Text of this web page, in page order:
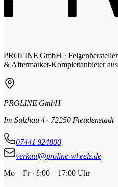
PROLINE GmbH ·
& Aftermarket-Komplettanbieter
PROLINE GmbH
Im Sulzhau 4 · 72250 Freudenstadt
07441 924800
verkauf@proline-wheels.de
Mo – Fr · 8:00 – 17:00 Uhr